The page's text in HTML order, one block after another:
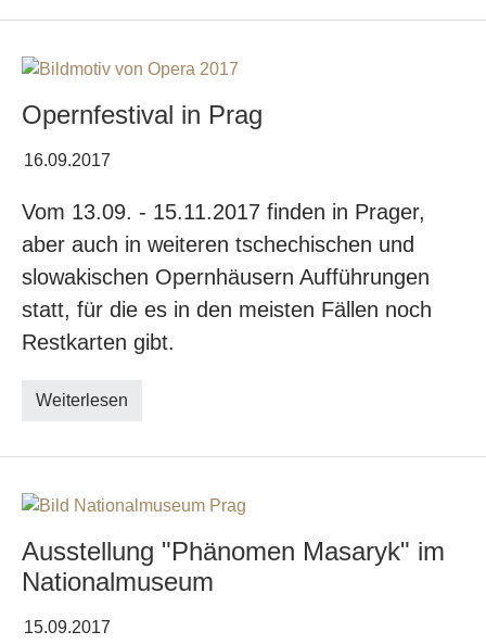
Opernfestival in Prag
16.09.2017
Vom 13.09. - 15.11.2017 finden in Prager,
aber auch in weiteren tschechischen und
slowakischen Opernhäusern Aufführungen
statt, für die es in den meisten Fällen noch
Restkarten gibt.
Weiterlesen
Ausstellung "Phänomen Masaryk" im
Nationalmuseum
15.09.2017